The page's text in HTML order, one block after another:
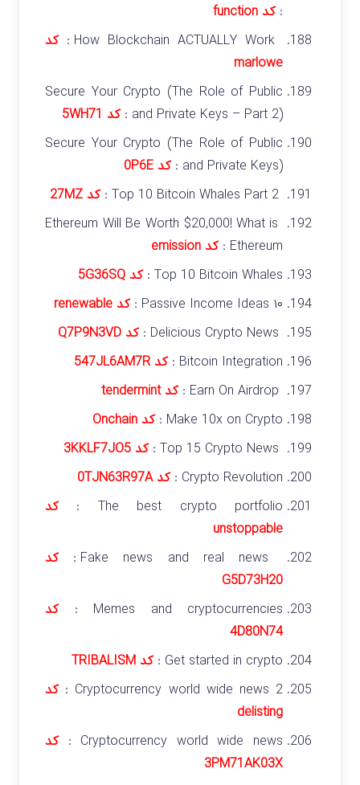
:کد function
کد
marlowe
Secure Your Crypto (The Role of Public
and Private Keys – Part 2) : کد 5WH71
Secure Your Crypto (The Role of Public
and Private Keys) : کد 0P6E
کد 27MZ
Ethereum Will Be Worth $20,000! What is
Ethereum : کد emission
Top 10 Bitcoin Whales : کد 5G36SQ
۱۰ Passive Income Ideas :
کد renewable
کد Q7P9N3VD
Bitcoin Integration : کد 547JL6AM7R
کد tendermint
Make 10x on Crypto : کد Onchain
کد 3KKLF7JO5
Crypto Revolution : کد 0TJN63R97A
The best crypto portfolio :
کد
unstoppable
کد
G5D73H20
Memes and cryptocurrencies :
کد
4D80N74
Get started in crypto : کد TRIBALISM
Cryptocurrency world wide news 2 :
کد
delisting
Cryptocurrency world wide news :
کد
3PM71AK03X